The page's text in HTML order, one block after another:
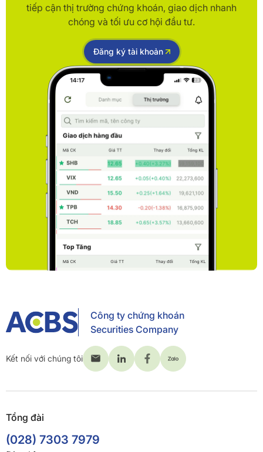
tiếp cận thị trường chứng khoán, giao dịch nhanh
chóng và tối ưu cơ hội đầu tư.
Đăng ký tài khoản
Công ty chứng khoán
Securities Company
Kết nối với chúng tôi
Tổng đài
(028) 7303 7979